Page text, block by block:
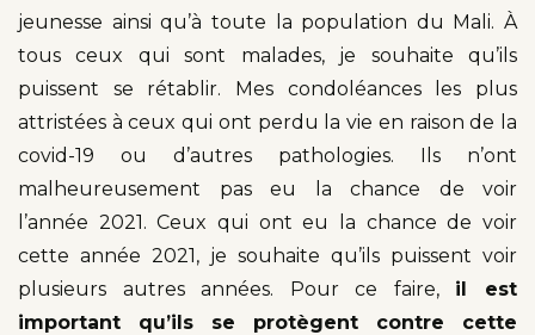
jeunesse ainsi qu’à toute la population du Mali. À
tous ceux qui sont malades, je souhaite qu’ils
puissent se rétablir. Mes condoléances les plus
attristées à ceux qui ont perdu la vie en raison de la
covid-19 ou d’autres pathologies. Ils n’ont
malheureusement pas eu la chance de voir
l’année 2021. Ceux qui ont eu la chance de voir
cette année 2021, je souhaite qu’ils puissent voir
plusieurs autres années. Pour ce faire, il est
important qu’ils se protègent contre cette